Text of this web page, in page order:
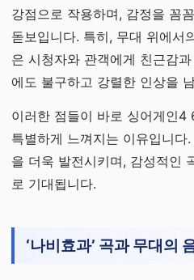
강점으로 작용하며, 감정을 꼼
돋보입니다. 특히, 무대 위에서
은 시청자와 관객에게 친근감
에도 불구하고 강렬한 인상을
이러한 점들이 바로 싱어게인4
특별하게 느껴지는 이유입니
을 더욱 발전시키며, 감성적인
로 기대됩니다.
‘나비효과’ 곡과 무대의